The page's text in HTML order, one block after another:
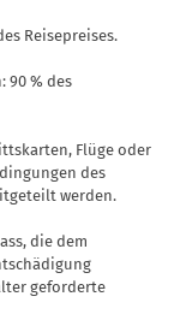
Reisepreises.
90 % des
Flüge oder
des
werden.
die dem
geforderte